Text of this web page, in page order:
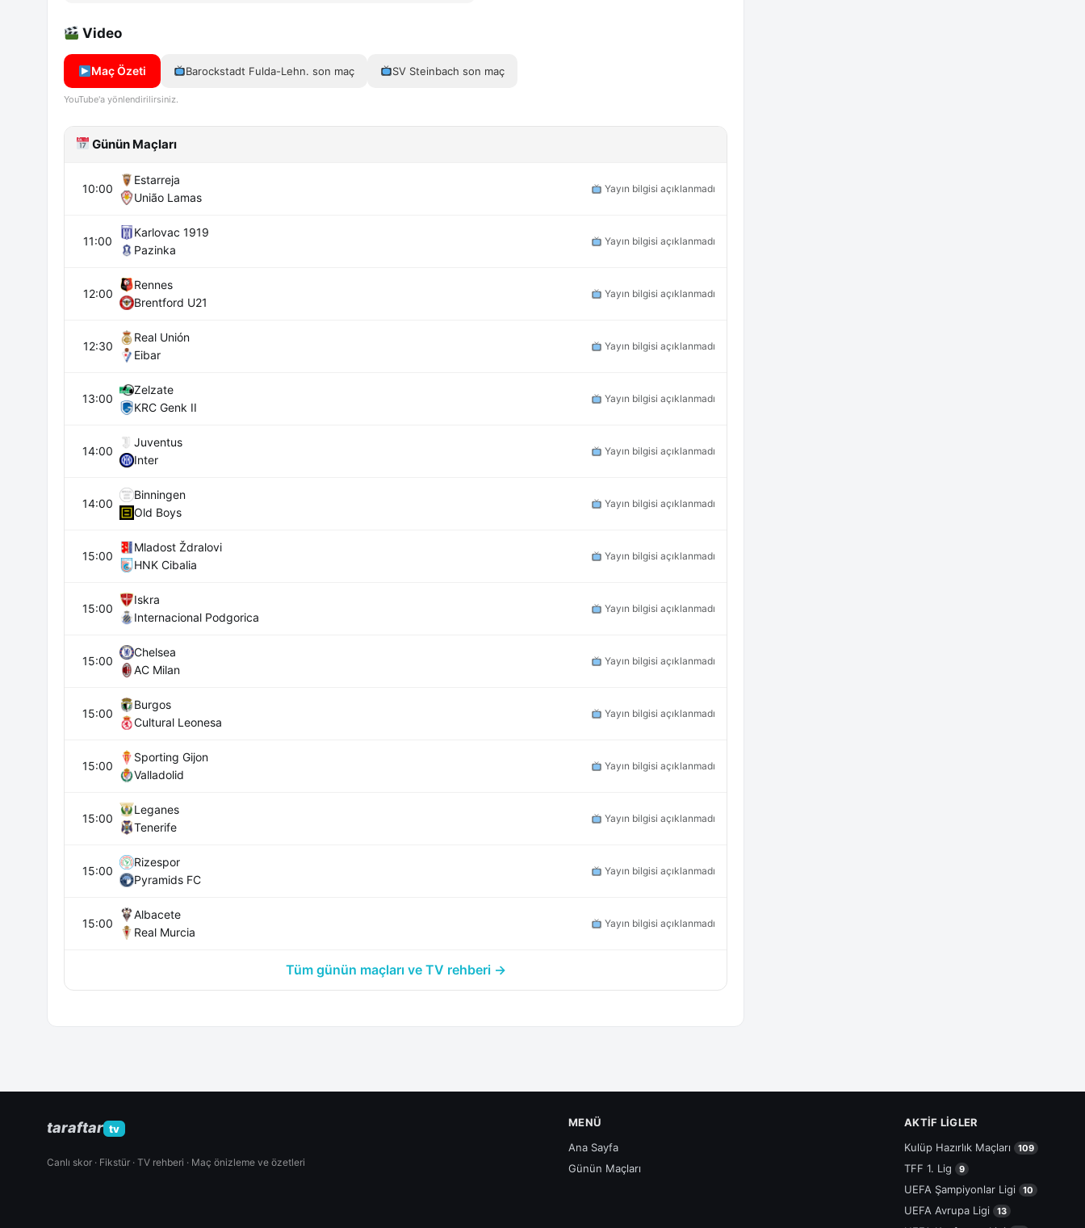
Video
Maç Özeti Barockstadt Fulda-Lehn. son maç SV Steinbach son maç
YouTube'a yönlendirilirsiniz.
Günün Maçları
10:00
Estarreja
União Lamas
Yayın bilgisi açıklanmadı
11:00
Karlovac 1919
Pazinka
Yayın bilgisi açıklanmadı
12:00
Rennes
Brentford U21
Yayın bilgisi açıklanmadı
12:30
Real Unión
Eibar
Yayın bilgisi açıklanmadı
13:00
Zelzate
KRC Genk II
Yayın bilgisi açıklanmadı
14:00
Juventus
Inter
Yayın bilgisi açıklanmadı
14:00
Binningen
Old Boys
Yayın bilgisi açıklanmadı
15:00
Mladost Ždralovi
HNK Cibalia
Yayın bilgisi açıklanmadı
15:00
Iskra
Internacional Podgorica
Yayın bilgisi açıklanmadı
15:00
Chelsea
AC Milan
Yayın bilgisi açıklanmadı
15:00
Burgos
Cultural Leonesa
Yayın bilgisi açıklanmadı
15:00
Sporting Gijon
Valladolid
Yayın bilgisi açıklanmadı
15:00
Leganes
Tenerife
Yayın bilgisi açıklanmadı
15:00
Rizespor
Pyramids FC
Yayın bilgisi açıklanmadı
15:00
Albacete
Real Murcia
Yayın bilgisi açıklanmadı
Tüm günün maçları ve TV rehberi →
taraftar tv
Canlı skor · Fikstür · TV rehberi · Maç önizleme ve özetleri
MENÜ
Ana Sayfa
Günün Maçları
AKTIF LIGLER
Kulüp Hazırlık Maçları
109
TFF 1. Lig 9
UEFA Şampiyonlar Ligi 10
UEFA Avrupa Ligi 13